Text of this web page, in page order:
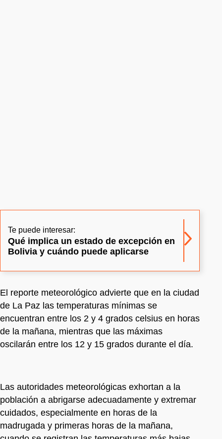
Te puede interesar:
Qué implica un estado de excepción en
Bolivia y cuándo puede aplicarse
El reporte meteorológico advierte que en la ciudad
de La Paz las temperaturas mínimas se
encuentran entre los 2 y 4 grados celsius en horas
de la mañana, mientras que las máximas
oscilarán entre los 12 y 15 grados durante el día.
Las autoridades meteorológicas exhortan a la
población a abrigarse adecuadamente y extremar
cuidados, especialmente en horas de la
madrugada y primeras horas de la mañana,